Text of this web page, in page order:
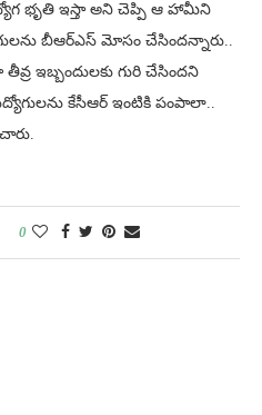
భృతి ఇస్తా అని చెప్పి ఆ హామీని
బీఆర్ఎస్ మోసం చేసిందన్నారు..
ఇబ్బందులకు గురి చేసిందని
కేసీఆర్ ఇంటికి పంపాలా..
0